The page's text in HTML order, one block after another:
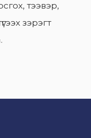
тээвэр,
зэрэгт